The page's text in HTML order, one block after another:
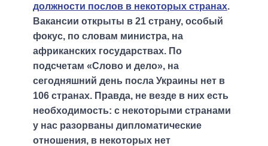
должности послов в некоторых странах.
Вакансии открыты в 21 страну, особый
фокус, по словам министра, на
африканских государствах. По
подсчетам «Слово и дело», на
сегодняшний день посла Украины нет в
106 странах. Правда, не везде в них есть
необходимость: с некоторыми странами
у нас разорваны дипломатические
отношения, в некоторых нет